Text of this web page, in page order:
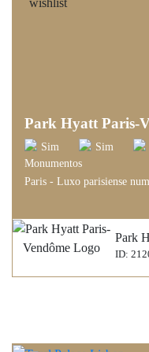
Park Hyatt Paris-
Sim Sim
Monumentos
Paris - Luxo parisiense
Park
ID: